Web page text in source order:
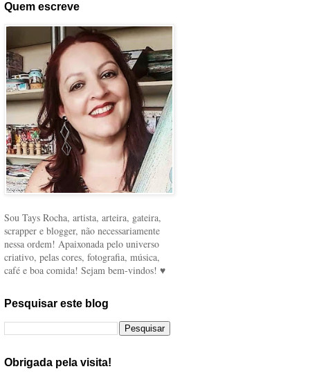
Quem escreve
Sou Tays Rocha, artista, arteira, gateira,
scrapper e blogger, não necessariamente
nessa ordem! Apaixonada pelo universo
criativo, pelas cores, fotografia, música,
café e boa comida! Sejam bem-vindos! ♥
Pesquisar este blog
Obrigada pela visita!